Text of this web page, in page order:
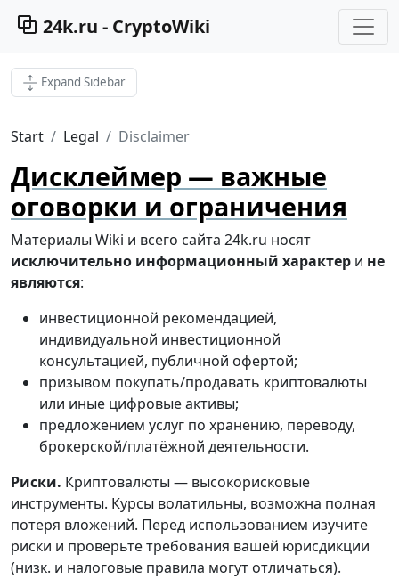
24k.ru - CryptoWiki
Expand Sidebar
Start Legal Disclaimer
Дисклеймер — важные
оговорки и ограничения
Материалы Wiki и всего сайта 24k.ru носят
исключительно информационный характер и не
являются:
инвестиционной рекомендацией,
индивидуальной инвестиционной
консультацией, публичной офертой;
призывом покупать/продавать криптовалюты
или иные цифровые активы;
предложением услуг по хранению, переводу,
брокерской/платёжной деятельности.
Риски. Криптовалюты — высокорисковые
инструменты. Курсы волатильны, возможна полная
потеря вложений. Перед использованием изучите
риски и проверьте требования вашей юрисдикции
(низк. и налоговые правила могут отличаться).